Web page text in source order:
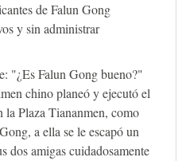
de Falun Gong
y sin administrar
"¿Es Falun Gong bueno?"
chino planeó y ejecutó el
la Plaza Tiananmen, como
a ella se le escapó un
dos amigas cuidadosamente